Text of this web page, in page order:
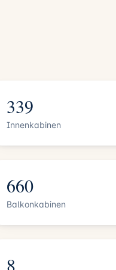
339
Innenkabinen
660
Balkonkabinen
8